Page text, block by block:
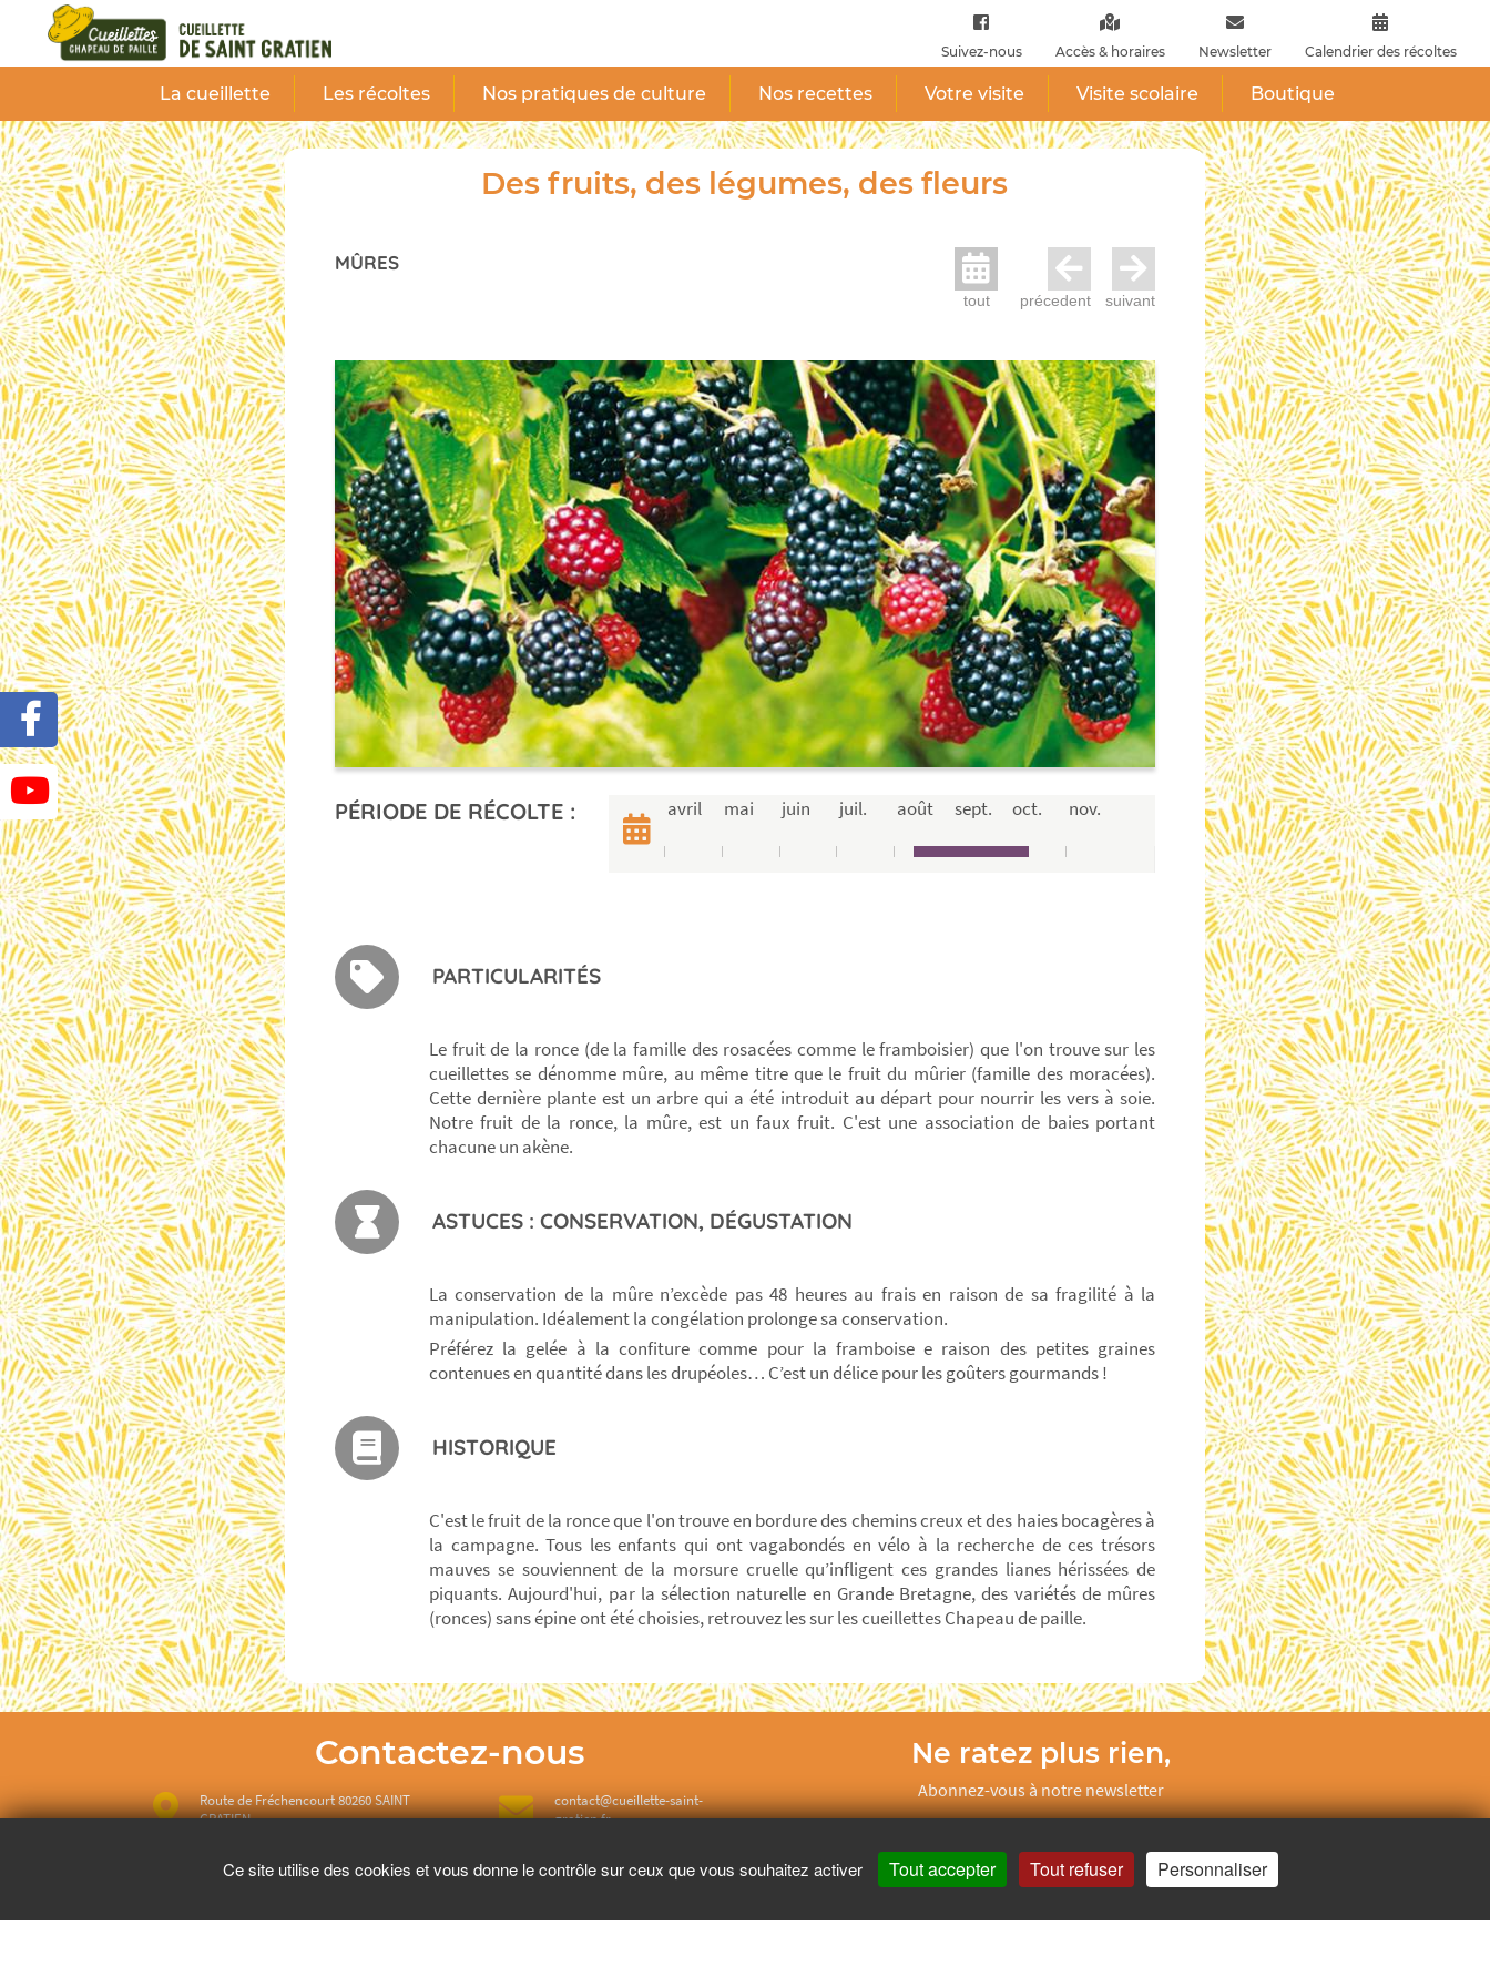
Suivez-nous Accès & horaires Newsletter Calendrier des récoltes
La cueillette Les récoltes Nos pratiques de culture Nos recettes Votre visite Visite scolaire Boutique
Des fruits, des légumes, des fleurs
MÛRES
tout précedent suivant
PÉRIODE DE RÉCOLTE : avril mai juin juil. août sept. oct. nov.
PARTICULARITÉS
Le fruit de la ronce (de la famille des rosacées comme le framboisier) que l'on trouve sur les
cueillettes se dénomme mûre, au même titre que le fruit du mûrier (famille des moracées).
Cette dernière plante est un arbre qui a été introduit au départ pour nourrir les vers à soie.
Notre fruit de la ronce, la mûre, est un faux fruit. C'est une association de baies portant
chacune un akène.
ASTUCES : CONSERVATION, DÉGUSTATION
La conservation de la mûre n’excède pas 48 heures au frais en raison de sa fragilité à la
manipulation. Idéalement la congélation prolonge sa conservation.
Préférez la gelée à la confiture comme pour la framboise e raison des petites graines
contenues en quantité dans les drupéoles… C’est un délice pour les goûters gourmands !
HISTORIQUE
C'est le fruit de la ronce que l'on trouve en bordure des chemins creux et des haies bocagères à
la campagne. Tous les enfants qui ont vagabondés en vélo à la recherche de ces trésors
mauves se souviennent de la morsure cruelle qu’infligent ces grandes lianes hérissées de
piquants. Aujourd'hui, par la sélection naturelle en Grande Bretagne, des variétés de mûres
(ronces) sans épine ont été choisies, retrouvez les sur les cueillettes Chapeau de paille.
Contactez-nous
Route de Fréchencourt 80260 SAINT
GRATIEN
contact@cueillette-saint-
gratien.fr
06 09 44 34 31
Ne ratez plus rien,
Abonnez-vous à notre newsletter
Panneau de gestion des cookies
Ce site utilise des cookies et vous donne le contrôle sur ceux que vous souhaitez activer Tout accepter Tout refuser Personnaliser